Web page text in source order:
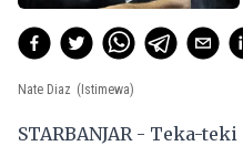
Nate Diaz (Istimewa)
STARBANJAR - Teka-